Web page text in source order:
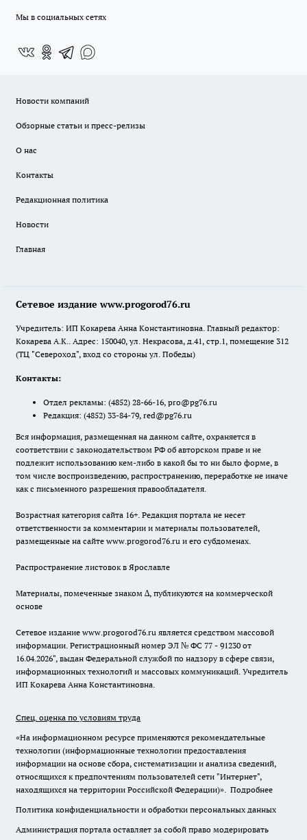
Мы в социальных сетях
Новости компаний
Обзорные статьи и пресс-релизы
О нас
Контакты
Редакционная политика
Новости
Главная
Сетевое издание www.progorod76.ru
Учредитель: ИП Кокарева Анна Константиновна. Главный редактор:
Кокарева А.К.. Адрес: 150040, ул. Некрасова, д.41, стр.1, помещение 312
(ТЦ "Североход", вход со стороны ул. Победы)
Контакты:
Отдел рекламы: (4852) 28-66-16, pro@pg76.ru
Редакция: (4852) 33-84-79, red@pg76.ru
Вся информация, размещенная на данном сайте, охраняется в
соответствии с законодательством РФ об авторском праве и не
подлежит использованию кем-либо в какой бы то ни было форме, в
том числе воспроизведению, распространению, переработке не иначе
как с письменного разрешения правообладателя.
Возрастная категория сайта 16+. Редакция портала не несет
ответственности за комментарии и материалы пользователей,
размещенные на сайте www.progorod76.ru и его субдоменах.
Распространение листовок в Ярославле
Материалы, помеченные знаком ∆, публикуются на коммерческой
основе
Сетевое издание www.progorod76.ru является средством массовой
информации. Регистрационный номер ЭЛ № ФС 77 - 91230 от
16.04.2026", выдан Федеральной службой по надзору в сфере связи,
информационных технологий и массовых коммуникаций. Учредитель
ИП Кокарева Анна Константиновна.
Спец. оценка по условиям труда
«На информационном ресурсе применяются рекомендательные
технологии (информационные технологии предоставления
информации на основе сбора, систематизации и анализа сведений,
относящихся к предпочтениям пользователей сети "Интернет",
находящихся на территории Российской Федерации)». Подробнее
Политика конфиденциальности и обработки персональных данных
Администрация портала оставляет за собой право модерировать